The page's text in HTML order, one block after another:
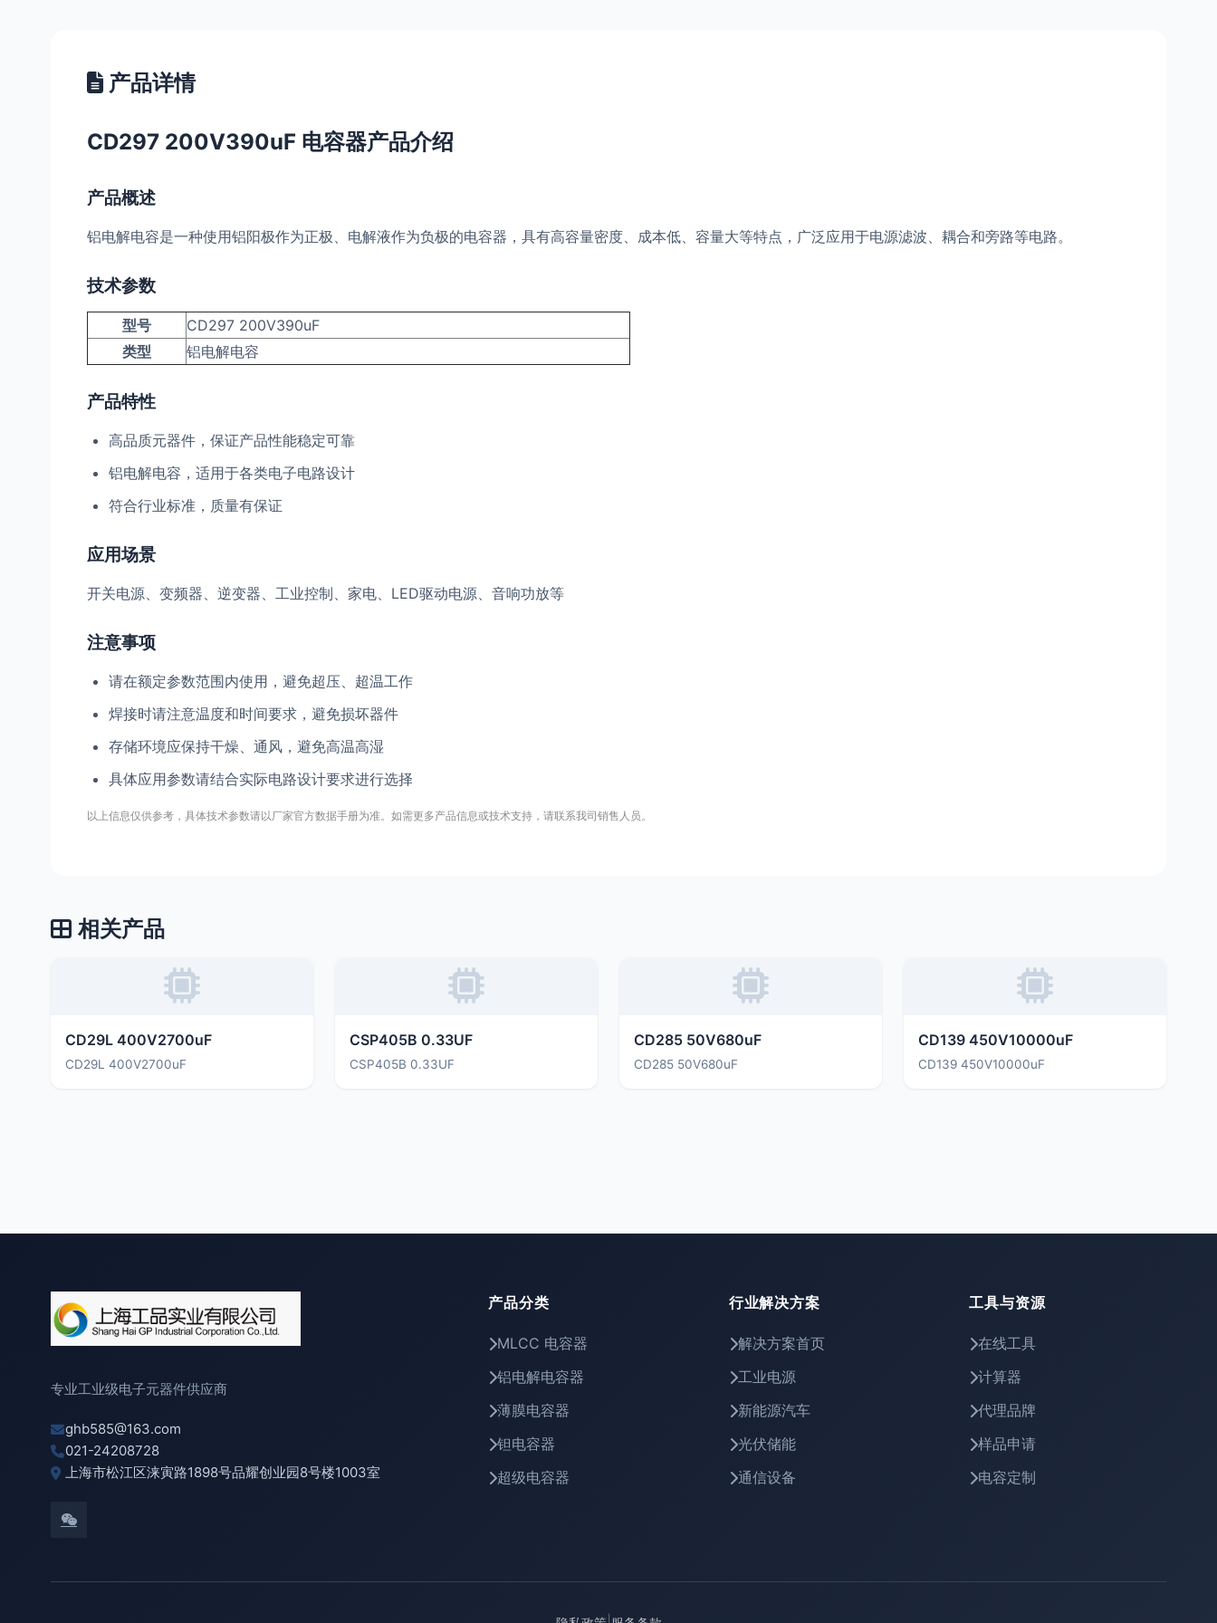
产品详情
CD297 200V390uF 电容器产品介绍
产品概述
铝电解电容是一种使用铝阳极作为正极、电解液作为负极的电容器，具有高容量密度、成本低、容量大等特点，广泛应用于电源滤波、耦合和旁路等电路。
技术参数
型号
CD297 200V390uF
类型
铝电解电容
产品特性
高品质元器件，保证产品性能稳定可靠
铝电解电容，适用于各类电子电路设计
符合行业标准，质量有保证
应用场景
开关电源、变频器、逆变器、工业控制、家电、LED驱动电源、音响功放等
注意事项
请在额定参数范围内使用，避免超压、超温工作
焊接时请注意温度和时间要求，避免损坏器件
存储环境应保持干燥、通风，避免高温高湿
具体应用参数请结合实际电路设计要求进行选择
以上信息仅供参考，具体技术参数请以厂家官方数据手册为准。如需更多产品信息或技术支持，请联系我司销售人员。
相关产品
CD29L 400V2700uF
CD29L 400V2700uF
CSP405B 0.33UF
CSP405B 0.33UF
CD285 50V680uF
CD285 50V680uF
CD139 450V10000uF
CD139 450V10000uF
专业工业级电子元器件供应商
ghb585@163.com
021-24208728
上海市松江区涞寅路1898号品耀创业园8号楼1003室
产品分类
MLCC 电容器
铝电解电容器
薄膜电容器
钽电容器
超级电容器
行业解决方案
解决方案首页
工业电源
新能源汽车
光伏储能
通信设备
工具与资源
在线工具
计算器
代理品牌
样品申请
电容定制